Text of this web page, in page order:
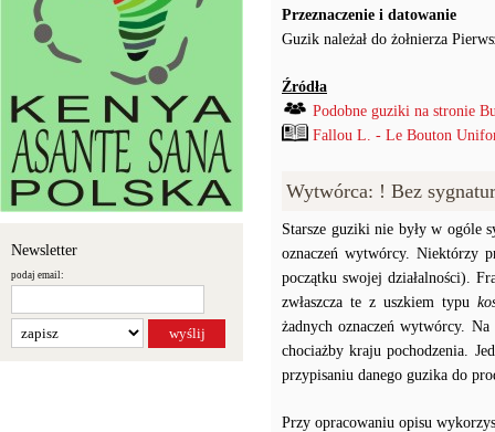
Newsletter
podaj email:
Przeznaczenie i datowanie
Guzik należał do żołnierza
Źródła
Podobne guziki na stronie
Fallou L. - Le Bouton
Wytwórca: ! Bez
Starsze guziki nie były w ogóle
oznaczeń wytwórcy. Niektórzy
początku swojej działalności).
zwłaszcza te z uszkiem typu
żadnych oznaczeń wytwórcy.
chociażby kraju pochodzenia.
przypisaniu danego guzika do
Przy opracowaniu opisu